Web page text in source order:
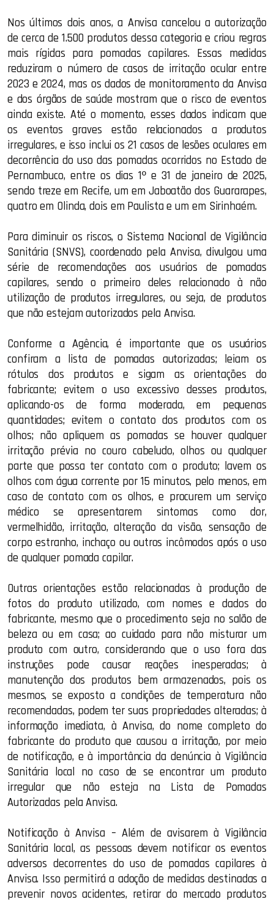
Nos últimos dois anos, a Anvisa cancelou a autorização
de cerca de 1.500 produtos dessa categoria e criou regras
mais rígidas para pomadas capilares. Essas medidas
reduziram o número de casos de irritação ocular entre
2023 e 2024, mas os dados de monitoramento da Anvisa
e dos órgãos de saúde mostram que o risco de eventos
ainda existe. Até o momento, esses dados indicam que
os eventos graves estão relacionados a produtos
irregulares, e isso inclui os 21 casos de lesões oculares em
decorrência do uso das pomadas ocorridos no Estado de
Pernambuco, entre os dias 1º e 31 de janeiro de 2025,
sendo treze em Recife, um em Jaboatão dos Guararapes,
quatro em Olinda, dois em Paulista e um em Sirinhaém.
Para diminuir os riscos, o Sistema Nacional de Vigilância
Sanitária (SNVS), coordenado pela Anvisa, divulgou uma
série de recomendações aos usuários de pomadas
capilares, sendo o primeiro deles relacionado à não
utilização de produtos irregulares, ou seja, de produtos
que não estejam autorizados pela Anvisa.
Conforme a Agência, é importante que os usuários
confiram a lista de pomadas autorizadas; leiam os
rótulos dos produtos e sigam as orientações do
fabricante; evitem o uso excessivo desses produtos,
aplicando-os de forma moderada, em pequenas
quantidades; evitem o contato dos produtos com os
olhos; não apliquem as pomadas se houver qualquer
irritação prévia no couro cabeludo, olhos ou qualquer
parte que possa ter contato com o produto; lavem os
olhos com água corrente por 15 minutos, pelo menos, em
caso de contato com os olhos, e procurem um serviço
médico se apresentarem sintomas como dor,
vermelhidão, irritação, alteração da visão, sensação de
corpo estranho, inchaço ou outros incômodos após o uso
de qualquer pomada capilar.
Outras orientações estão relacionadas à produção de
fotos do produto utilizado, com nomes e dados do
fabricante, mesmo que o procedimento seja no salão de
beleza ou em casa; ao cuidado para não misturar um
produto com outro, considerando que o uso fora das
instruções pode causar reações inesperadas; à
manutenção dos produtos bem armazenados, pois os
mesmos, se exposto a condições de temperatura não
recomendadas, podem ter suas propriedades alteradas; à
informação imediata, à Anvisa, do nome completo do
fabricante do produto que causou a irritação, por meio
de notificação, e à importância da denúncia à Vigilância
Sanitária local no caso de se encontrar um produto
irregular que não esteja na Lista de Pomadas
Autorizadas pela Anvisa.
Notificação à Anvisa – Além de avisarem à Vigilância
Sanitária local, as pessoas devem notificar os eventos
adversos decorrentes do uso de pomadas capilares à
Anvisa. Isso permitirá a adoção de medidas destinadas a
prevenir novos acidentes, retirar do mercado produtos